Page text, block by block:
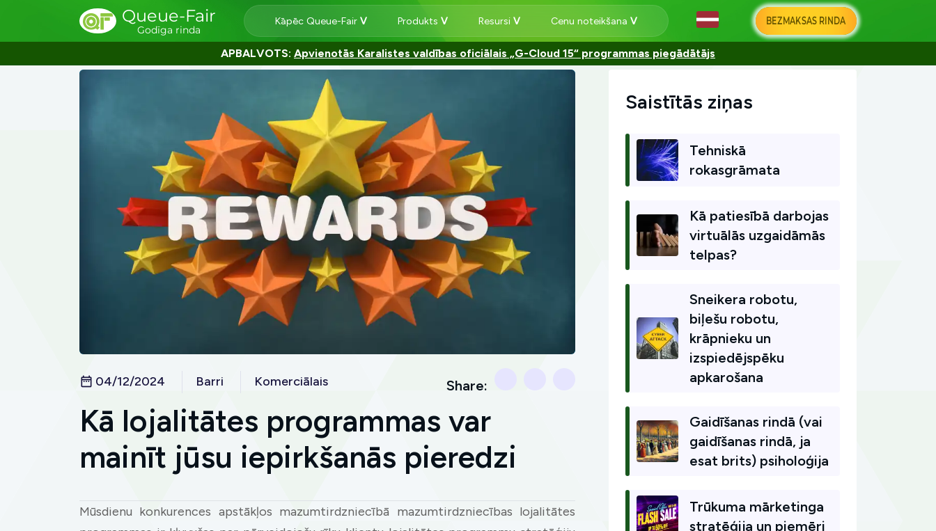
Queue-Fair
Godīga rinda
Kāpēc Queue-Fair Produkts Resursi Cenu noteikšana BEZMAKSAS RINDA
APBALVOTS: Apvienotās Karalistes valdības oficiālais „G-Cloud 15“ programmas piegādātājs
04/12/2024 Barri Komerciālais Share:
Kā lojalitātes programmas var
mainīt jūsu iepirkšanās pieredzi
Mūsdienu konkurences apstākļos mazumtirdzniecībā mazumtirdzniecības lojalitātes
Saistītās ziņas
Tehniskā
rokasgrāmata
Kā patiesībā darbojas
virtuālās uzgaidāmās
telpas?
Sneikera robotu,
biļešu robotu,
krāpnieku un
izspiedējspēku
apkarošana
Gaidīšanas rindā (vai
gaidīšanas rindā, ja
esat brits) psiholoģija
Trūkuma mārketinga
stratēģija un piemēri